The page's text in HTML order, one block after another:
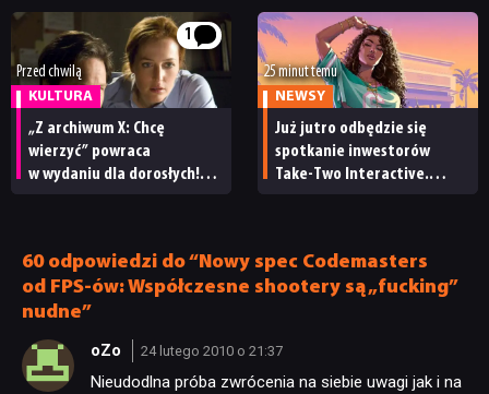
tegoroczne premiery
1
Przed chwilą
KULTURA
„Z archiwum X: Chcę
wierzyć” powraca
w wydaniu dla dorosłych!
25 minut temu
NEWSY
Już jutro odbędzie się
spotkanie inwestorów
Take-Two Interactive.
60 odpowiedzi do “Nowy spec Codemasters
od FPS-ów: Współczesne shootery są „fucking”
nudne”
oZo 24 lutego 2010 o 21:37
Nieudodlna próba zwrócenia na siebie uwagi jak i na